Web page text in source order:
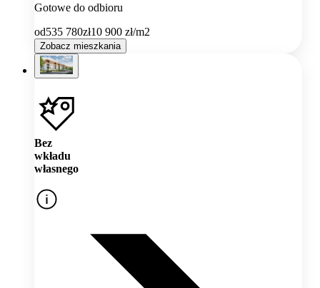
Gotowe do odbioru
od535 780zł10 900 zł/m2
Zobacz mieszkania
Bez
wkładu
własnego